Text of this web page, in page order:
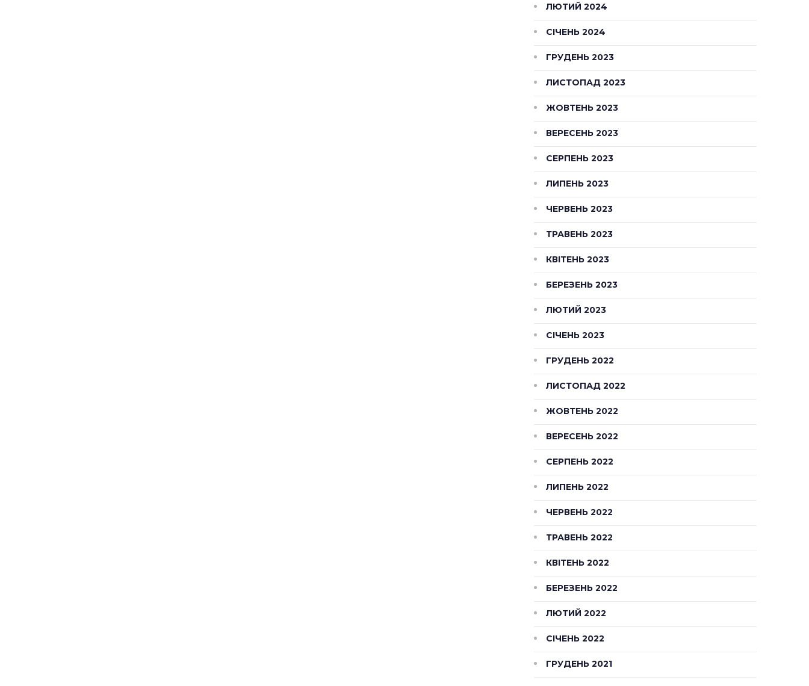
ЛЮТИЙ 2024
СІЧЕНЬ 2024
ГРУДЕНЬ 2023
ЛИСТОПАД 2023
ЖОВТЕНЬ 2023
ВЕРЕСЕНЬ 2023
СЕРПЕНЬ 2023
ЛИПЕНЬ 2023
ЧЕРВЕНЬ 2023
ТРАВЕНЬ 2023
КВІТЕНЬ 2023
БЕРЕЗЕНЬ 2023
ЛЮТИЙ 2023
СІЧЕНЬ 2023
ГРУДЕНЬ 2022
ЛИСТОПАД 2022
ЖОВТЕНЬ 2022
ВЕРЕСЕНЬ 2022
СЕРПЕНЬ 2022
ЛИПЕНЬ 2022
ЧЕРВЕНЬ 2022
ТРАВЕНЬ 2022
КВІТЕНЬ 2022
БЕРЕЗЕНЬ 2022
ЛЮТИЙ 2022
СІЧЕНЬ 2022
ГРУДЕНЬ 2021